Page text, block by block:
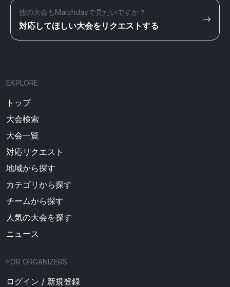
他の大会もMatchdayで見たいですか？
対応してほしい大会をリクエストする
EXPLORE
トップ
大会検索
大会一覧
対応リクエスト
地域から探す
カテゴリから探す
チームから探す
人気の大会を探す
ニュース
FOR ORGANIZERS
ログイン / 新規登録